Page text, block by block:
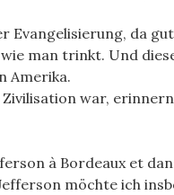
da
man trinkt. Und
Amerika.
war,
à Bordeaux et
möchte ich